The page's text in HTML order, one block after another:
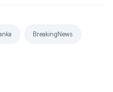
BreakingNews